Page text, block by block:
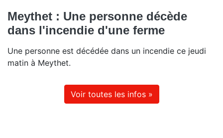
Meythet : Une personne décède
dans l'incendie d'une ferme
Une personne est décédée dans un incendie ce jeudi
matin à Meythet.
Voir toutes les infos »